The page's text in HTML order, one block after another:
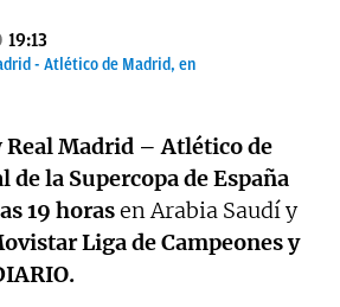
19:13
- Atlético de Madrid, en
Real Madrid – Atlético de
la Supercopa de España
19 horasen Arabia Saudí y
Liga de Campeones y